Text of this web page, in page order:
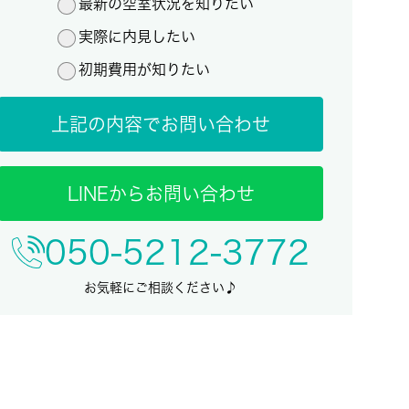
最新の空室状況を知りたい
実際に内見したい
初期費用が知りたい
上記の内容でお問い合わせ
LINEからお問い合わせ
050-5212-3772
お気軽にご相談ください♪